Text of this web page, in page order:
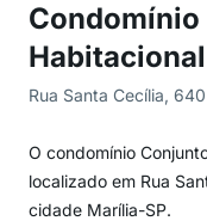
Rua Santa Cecília,
O condomínio
localizado em Rua
cidade Marília-SP.